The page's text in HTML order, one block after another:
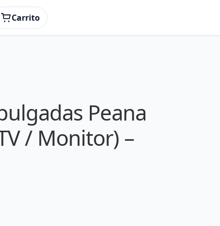
Carrito
Peana
/ Monitor) –